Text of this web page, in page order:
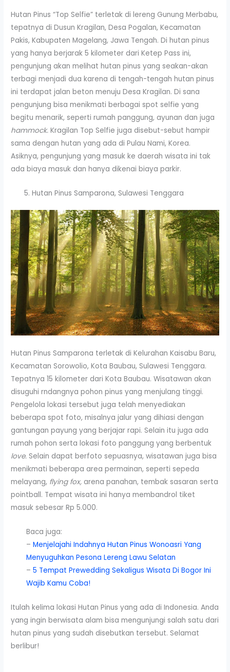
Hutan Pinus “Top Selfie” terletak di lereng Gunung Merbabu,
tepatnya di Dusun Kragilan, Desa Pogalan, Kecamatan
Pakis, Kabupaten Magelang, Jawa Tengah. Di hutan pinus
yang hanya berjarak 5 kilometer dari Ketep Pass ini,
pengunjung akan melihat hutan pinus yang seakan-akan
terbagi menjadi dua karena di tengah-tengah hutan pinus
ini terdapat jalan beton menuju Desa Kragilan. Di sana
pengunjung bisa menikmati berbagai spot selfie yang
begitu menarik, seperti rumah panggung, ayunan dan juga
hammock. Kragilan Top Selfie juga disebut-sebut hampir
sama dengan hutan yang ada di Pulau Nami, Korea.
Asiknya, pengunjung yang masuk ke daerah wisata ini tak
ada biaya masuk dan hanya dikenai biaya parkir.
Hutan Pinus Samparona, Sulawesi Tenggara
Hutan Pinus Samparona terletak di Kelurahan Kaisabu Baru,
Kecamatan Sorowolio, Kota Baubau, Sulawesi Tenggara.
Tepatnya 15 kilometer dari Kota Baubau. Wisatawan akan
disuguhi rndangnya pohon pinus yang menjulang tinggi.
Pengelola lokasi tersebut juga telah menyediakan
beberapa spot foto, misalnya jalur yang dihiasi dengan
gantungan payung yang berjajar rapi. Selain itu juga ada
rumah pohon serta lokasi foto panggung yang berbentuk
love. Selain dapat berfoto sepuasnya, wisatawan juga bisa
menikmati beberapa area permainan, seperti sepeda
melayang, flying fox, arena panahan, tembak sasaran serta
pointball. Tempat wisata ini hanya membandrol tiket
masuk sebesar Rp 5.000.
Baca juga:
–Menjelajahi Indahnya Hutan Pinus Wonoasri Yang
Menyuguhkan Pesona Lereng Lawu Selatan
–5 Tempat Prewedding Sekaligus Wisata Di Bogor Ini
Wajib Kamu Coba!
Itulah kelima lokasi Hutan Pinus yang ada di Indonesia. Anda
yang ingin berwisata alam bisa mengunjungi salah satu dari
hutan pinus yang sudah disebutkan tersebut. Selamat
berlibur!